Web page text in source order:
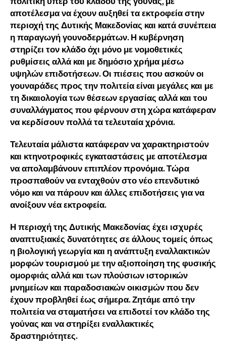
αποτέλεσμα να έχουν αυξηθεί τα εκτροφεία στην
περιοχή της Δυτικής Μακεδονίας και κατά συνέπεια
η παραγωγή γουνοδερμάτων. Η κυβέρνηση
στηρίζει τον κλάδο όχι μόνο με νομοθετικές
ρυθμίσεις αλλά και με δημόσιο χρήμα μέσω
υψηλών επιδοτήσεων. Οι πιέσεις που ασκούν οι
γουναράδες προς την πολιτεία είναι μεγάλες και με
τη δικαιολογία των θέσεων εργασίας αλλά και του
συναλλάγματος που φέρνουν στη χώρα κατάφεραν
να κερδίσουν πολλά τα τελευταία χρόνια.
Τελευταία μάλιστα κατάφεραν να χαρακτηριστούν
και κτηνοτροφικές εγκαταστάσεις με αποτέλεσμα
να απολαμβάνουν επιπλέον προνόμια. Τώρα
προσπαθούν να ενταχθούν στο νέο επενδυτικό
νόμο και να πάρουν και άλλες επιδοτήσεις για να
ανοίξουν νέα εκτροφεία.
Η περιοχή της Δυτικής Μακεδονίας έχει ισχυρές
αναπτυξιακές δυνατότητες σε άλλους τομείς όπως
η βιολογική γεωργία και η ανάπτυξη εναλλακτικών
μορφών τουρισμού με την αξιοποίηση της φυσικής
ομορφιάς αλλά και των πλούσιων ιστορικών
μνημείων και παραδοσιακών οικισμών που δεν
έχουν προβληθεί έως σήμερα. Ζητάμε από την
πολιτεία να σταματήσει να επιδοτεί τον κλάδο της
γούνας και να στηρίξει εναλλακτικές
δραστηριότητες.